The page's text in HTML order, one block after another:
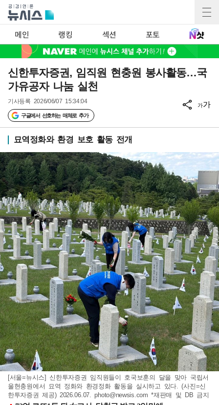
메인 랭킹 섹션 포토
신한투자증권, 임직원 현충원 봉사활동…국
가유공자 나눔 실천
기사등록 2026/06/07 15:34:04
구글에서 선호하는 매체로 추가
가가
묘역정화와 환경 보호 활동 전개
[서울=뉴시스] 신한투자증권 임직원들이 호국보훈의 달을 맞아 국립서
울현충원에서 묘역 정화와 환경정화 활동을 실시하고 있다. (사진=신
한투자증권 제공) 2026.06.07.photo@newsis.com *재판매 및 DB 금지